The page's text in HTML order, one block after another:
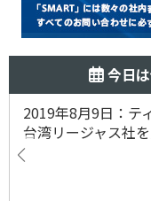
今日
2019年8月9日：テ
台湾リージャス社